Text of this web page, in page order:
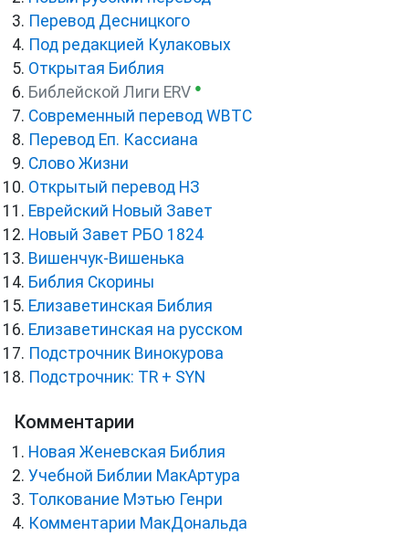
Перевод Десницкого
Под редакцией Кулаковых
Открытая Библия
Библейской Лиги ERV ●
Cовременный перевод WBTC
Перевод Еп. Кассиана
Слово Жизни
Открытый перевод НЗ
Еврейский Новый Завет
Новый Завет РБО 1824
Вишенчук-Вишенька
Библия Скорины
Елизаветинская Библия
Елизаветинская на русском
Подстрочник Винокурова
Подстрочник: TR + SYN
Комментарии
Новая Женевская Библия
Учебной Библии МакАртура
Толкование Мэтью Генри
Комментарии МакДональда